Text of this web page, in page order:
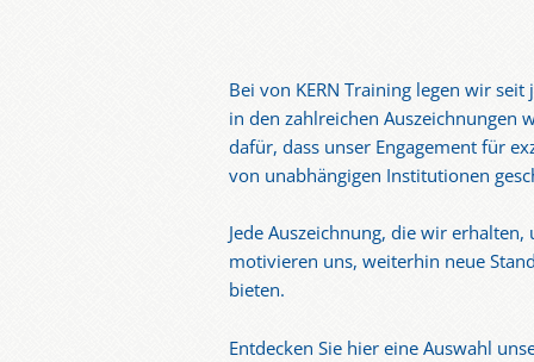
Bei von KERN Training legen wir
in den zahlreichen Auszeichnungen
dafür, dass unser Engagement für
von unabhängigen Institutionen
Jede Auszeichnung, die wir
motivieren uns, weiterhin neue
bieten.
Entdecken Sie hier eine Auswahl